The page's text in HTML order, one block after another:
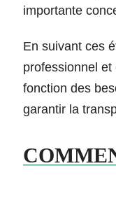
importante
En suivant ces
professionnel et
fonction des
garantir la